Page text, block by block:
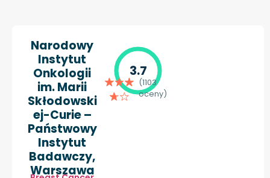
Narodowy
Instytut
Onkologii
im. Marii
Skłodowski
ej-Curie –
Państwowy
Instytut
Badawczy,
Warszawa
3.7
(1103
oceny)